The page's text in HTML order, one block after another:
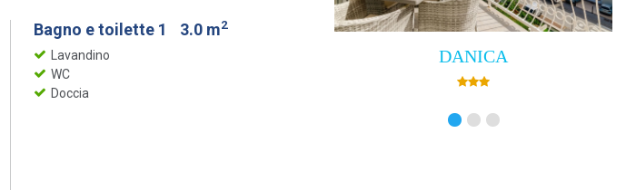
Bagno e toilette 1 3.0 m2
Lavandino
WC
Doccia
DANICA